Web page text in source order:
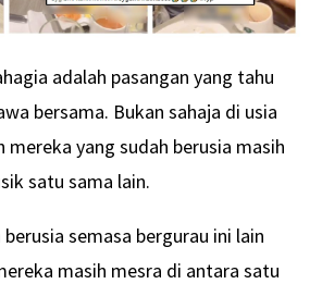
adalah pasangan yang tahu
bersama. Bukan sahaja di usia
mereka yang sudah berusia masih
satu sama lain.
semasa bergurau ini lain
masih mesra di antara satu